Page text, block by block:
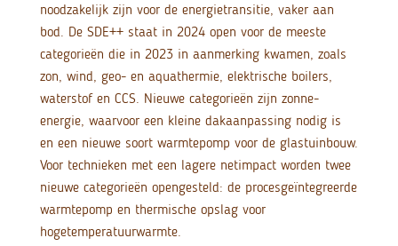
noodzakelijk zijn voor de energietransitie, vaker aan
bod. De SDE++ staat in 2024 open voor de meeste
categorieën die in 2023 in aanmerking kwamen, zoals
zon, wind, geo- en aquathermie, elektrische boilers,
waterstof en CCS. Nieuwe categorieën zijn zonne-
energie, waarvoor een kleine dakaanpassing nodig is
en een nieuwe soort warmtepomp voor de glastuinbouw.
Voor technieken met een lagere netimpact worden twee
nieuwe categorieën opengesteld: de procesgeïntegreerde
warmtepomp en thermische opslag voor
hogetemperatuurwarmte.